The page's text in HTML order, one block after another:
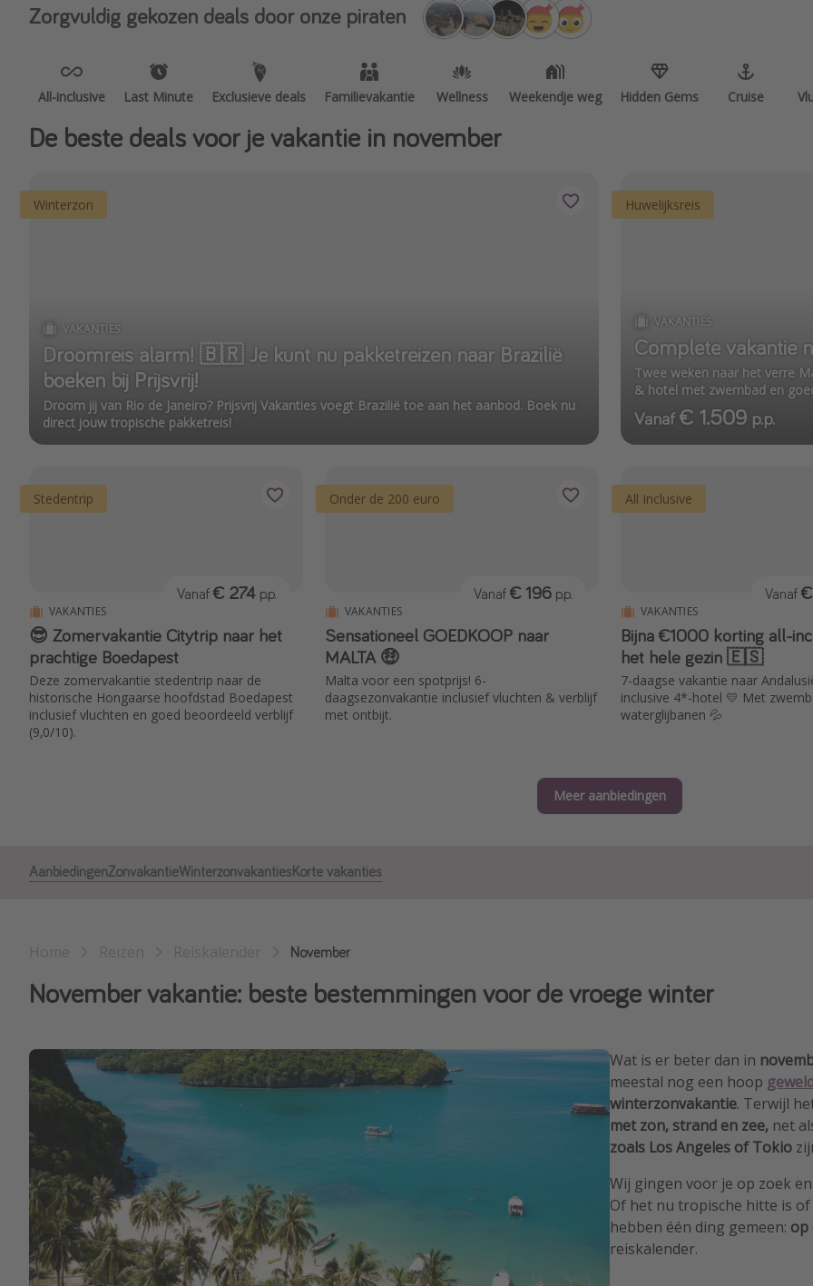
Zorgvuldig gekozen deals door onze piraten
All-inclusive Last Minute Exclusieve deals Familievakantie Wellness Weekendje weg Hidden Gems Cruise
De beste deals voor je vakantie in november
Winterzon
VAKANTIES
Droomreis alarm! 🇧🇷 Je kunt nu pakketreizen naar Brazilië
boeken bij Prijsvrij!
Droom jij van Rio de Janeiro? Prijsvrij Vakanties voegt Brazilië toe aan het aanbod. Boek nu
direct jouw tropische pakketreis!
Huwelijksreis
VAKANTIES
Complete vakantie
Twee weken naar het verre
& hotel met zwembad en
Vanaf€ 1.509 p.p.
Stedentrip
VAKANTIES
😎 Zomervakantie Citytrip naar het
prachtige Boedapest
Deze zomervakantie stedentrip naar de
historische Hongaarse hoofdstad Boedapest
inclusief vluchten en goed beoordeeld verblijf
(9,0/10).
Vanaf € 274 p.p.
Onder de 200 euro
VAKANTIES
Sensationeel GOEDKOOP naar
MALTA 🤑
Malta voor een spotprijs! 6-
daagsezonvakantie inclusief vluchten & verblijf
met ontbijt.
Vanaf € 196 p.p.
All Inclusive
VAKANTIES
Bijna €1000 korting all-
het hele gezin 🇪🇸
7-daagse vakantie naar
inclusive 4*-hotel 💛 Met
waterglijbanen 💦
Vanaf
Meer aanbiedingen
AanbiedingenZonvakantieWinterzonvakantiesKorte vakanties
November
November vakantie: beste bestemmingen voor de vroege winter
Wat is er beter dan in
meestal nog een hoop
winterzonvakantie. Terwijl
met zon, strand en zee, net
zoals Los Angeles of Tokio
Wij gingen voor je op zoek
Of het nu tropische hitte is
hebben één ding gemeen: op
reiskalender.